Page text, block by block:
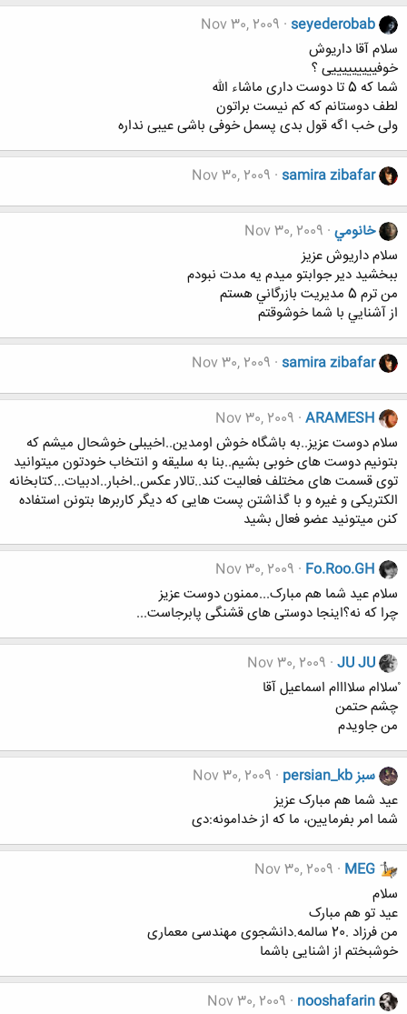
seyederobab
Nov 30, 2009
سلام آقا داریوش
خوفیییییییییی ؟
شما که 5 تا دوست داری ماشاء الله
لطف دوستانم که کم نیست براتون
ولی خب اگه قول بدی پسمل خوفی باشی عیبی نداره
samira zibafar
Nov 30, 2009
خانومي Nov 30, 2009
سلام داريوش عزيز
ببخشيد دير جوابتو ميدم يه مدت نبودم
من ترم 5 مديريت بازرگاني هستم
از آشنايي با شما خوشوقتم
samira zibafar
Nov 30, 2009
ARAMESH
Nov 30, 2009
سلام دوست عزیز..به باشگاه خوش اومدین..اخیبلی خوشحال میشم که
بتونیم دوست های خوبی بشیم..بنا به سلیقه و انتخاب خودتون میتوانید
توی قسمت های مختلف فعالیت کند..تالار عکس..اخبار..ادبیات...کتابخانه
الکتریکی و غیره و با گذاشتن پست هایی که دیگر کاربرها بتونن استفاده
کنن میتونید عضو فعال بشید
Fo.Roo.GH
Nov 30, 2009
سلام عید شما هم مبارک...ممنون دوست عزیز
چرا که نه؟اینجا دوستی های قشنگی پابرجاست...
JU JU
Nov 30, 2009
ْسلاام سلاااام اسماعیل آقا
چشم حتمن
من جاویدم
persian_kb سبز
Nov 30, 2009
عید شما هم مبارک عزیز
شما امر بفرمایین، ما که از خدامونه:دی
MEG
Nov 30, 2009
سلام
عید تو هم مبارک
من فرزاد .20 سالمه.دانشجوی مهندسی معماری
خوشبختم از اشنایی باشما
nooshafarin
Nov 30, 2009